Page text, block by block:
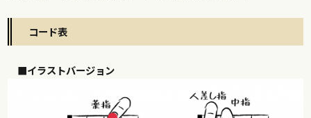
コード表
■イラストバージョン